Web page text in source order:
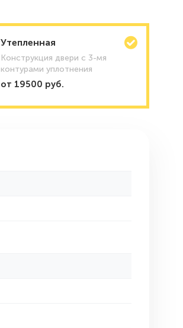
Утепленная
Конструкция двери с 3-мя
контурами уплотнения
от 19500 руб.